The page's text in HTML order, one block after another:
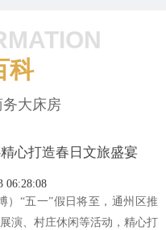
科
务大床房
心打造春日文旅盛宴
06:28:08
“五一”假日将至，通州区推
演、村庄休闲等活动，精心打